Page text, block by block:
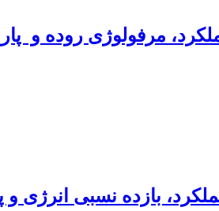
مرفولوژی روده
بازده نسبی